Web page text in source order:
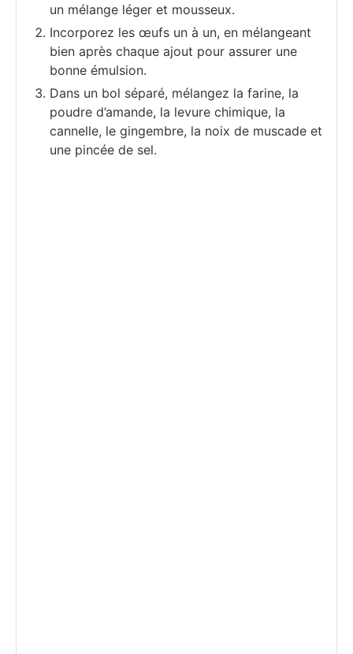
un mélange léger et mousseux.
Incorporez les œufs un à un, en mélangeant
bien après chaque ajout pour assurer une
bonne émulsion.
Dans un bol séparé, mélangez la farine, la
poudre d’amande, la levure chimique, la
cannelle, le gingembre, la noix de muscade et
une pincée de sel.